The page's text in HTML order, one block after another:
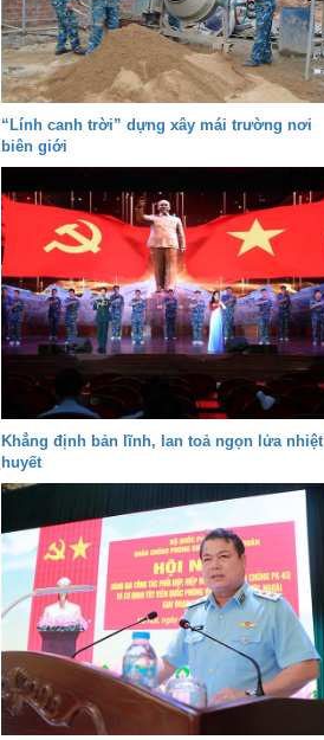
“Lính canh trời” dựng xây mái trường nơi
biên giới
Khẳng định bản lĩnh, lan toả ngọn lửa nhiệt
huyết